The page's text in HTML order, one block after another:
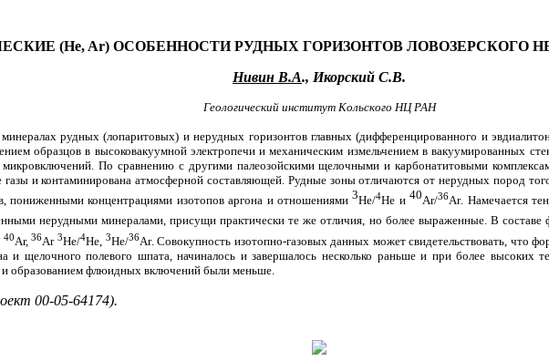
(He, Ar) ОСОБЕННОСТИ РУДНЫХ ГОРИЗОНТОВ ЛОВОЗЕРСКОГО
Нивин В.А., Икорский С.В.
Геологический институт Кольского НЦ РАН
рудных (лопаритовых) и нерудных горизонтов главных (дифференцированного и
образцов в высоковакуумной электропечи и механическим измельчением в вакуумированных
По сравнению с другими палеозойскими щелочными и карбонатитовыми
и контаминирована атмосферной составляющей. Рудные зоны отличаются от нерудных пород
пониженными концентрациями изотопов аргона и отношениями3He/4He и40Ar/36Ar. Намечается
нерудными минералами, присущи практически те же отличия, но более выраженные. В
40Ar,36Ar 3He/4He, 3He/36Ar. Совокупность изотопно-газовых данных может свидетельствовать, что
и щелочного полевого шпата, начиналось и завершалось несколько раньше и при более высоких
и образованием флюидных включений были меньше.
00-05-64174).